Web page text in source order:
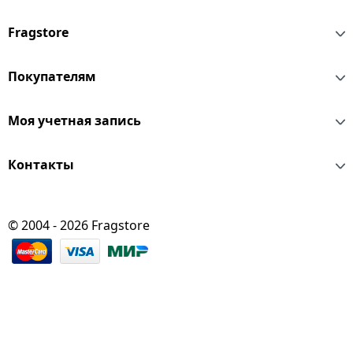
Fragstore
Покупателям
Моя учетная запись
Контакты
© 2004 - 2026 Fragstore